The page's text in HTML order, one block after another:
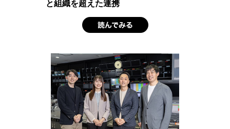
と組織を超えた連携